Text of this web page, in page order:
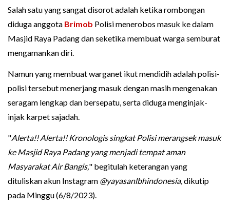
Salah satu yang sangat disorot adalah ketika rombongan
diduga anggota Brimob Polisi menerobos masuk ke dalam
Masjid Raya Padang dan seketika membuat warga semburat
mengamankan diri.
Namun yang membuat warganet ikut mendidih adalah polisi-
polisi tersebut menerjang masuk dengan masih mengenakan
seragam lengkap dan bersepatu, serta diduga menginjak-
injak karpet sajadah.
"Alerta!! Alerta!! Kronologis singkat Polisi merangsek masuk
ke Masjid Raya Padang yang menjadi tempat aman
Masyarakat Air Bangis," begitulah keterangan yang
dituliskan akun Instagram @yayasanlbhindonesia, dikutip
pada Minggu (6/8/2023).